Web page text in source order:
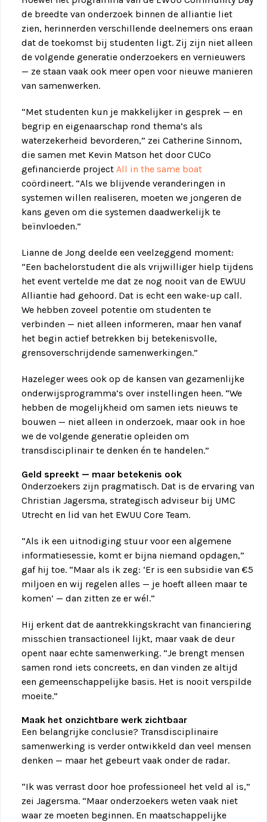
de breedte van onderzoek binnen de alliantie liet
zien, herinnerden verschillende deelnemers ons eraan
dat de toekomst bij studenten ligt. Zij zijn niet alleen
de volgende generatie onderzoekers en vernieuwers
— ze staan vaak ook meer open voor nieuwe manieren
van samenwerken.
“Met studenten kun je makkelijker in gesprek — en
begrip en eigenaarschap rond thema’s als
waterzekerheid bevorderen,” zei Catherine Sinnom,
die samen met Kevin Matson het door CUCo
gefinancierde project All in the same boat
coördineert. “Als we blijvende veranderingen in
systemen willen realiseren, moeten we jongeren de
kans geven om die systemen daadwerkelijk te
beïnvloeden.”
Lianne de Jong deelde een veelzeggend moment:
“Een bachelorstudent die als vrijwilliger hielp tijdens
het event vertelde me dat ze nog nooit van de EWUU
Alliantie had gehoord. Dat is echt een wake-up call.
We hebben zoveel potentie om studenten te
verbinden — niet alleen informeren, maar hen vanaf
het begin actief betrekken bij betekenisvolle,
grensoverschrijdende samenwerkingen.”
Hazeleger wees ook op de kansen van gezamenlijke
onderwijsprogramma’s over instellingen heen. “We
hebben de mogelijkheid om samen iets nieuws te
bouwen — niet alleen in onderzoek, maar ook in hoe
we de volgende generatie opleiden om
transdisciplinair te denken én te handelen.”
Geld spreekt — maar betekenis ook
Onderzoekers zijn pragmatisch. Dat is de ervaring van
Christian Jagersma, strategisch adviseur bij UMC
Utrecht en lid van het EWUU Core Team.
“Als ik een uitnodiging stuur voor een algemene
informatiesessie, komt er bijna niemand opdagen,”
gaf hij toe. “Maar als ik zeg: ‘Er is een subsidie van €5
miljoen en wij regelen alles — je hoeft alleen maar te
komen’ — dan zitten ze er wél.”
Hij erkent dat de aantrekkingskracht van financiering
misschien transactioneel lijkt, maar vaak de deur
opent naar echte samenwerking. “Je brengt mensen
samen rond iets concreets, en dan vinden ze altijd
een gemeenschappelijke basis. Het is nooit verspilde
moeite.”
Maak het onzichtbare werk zichtbaar
Een belangrijke conclusie? Transdisciplinaire
samenwerking is verder ontwikkeld dan veel mensen
denken — maar het gebeurt vaak onder de radar.
“Ik was verrast door hoe professioneel het veld al is,”
zei Jagersma. “Maar onderzoekers weten vaak niet
waar ze moeten beginnen. En maatschappelijke